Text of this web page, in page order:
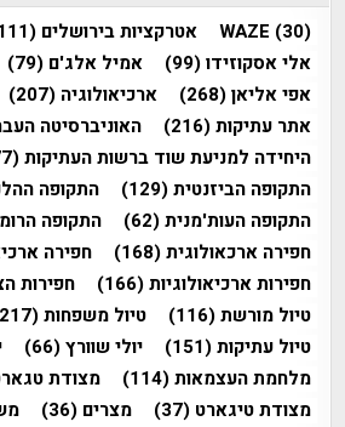
WAZE (30) אטרקציות בירושלים (111)
אלי אסקוזידו(99) אמיל אלג'ם (79)
אפי אליאן(268) ארכיאולוגיה (207)
אתר עתיקות(216) האוניברסיטה
היחידה למניעת שוד ברשות העתיקות(77)
התקופה הביזנטית(129) התקופה
התקופה העות'מנית(62) התקופה
חפירה ארכאולוגית(168) חפירה
חפירות ארכיאולוגיות(166) חפירות
טיול מורשת(116) טיול משפחות(217)
טיול עתיקות(151) יולי שוורץ(66)
מלחמת העצמאות(114) מצודת
מצודת טיגארט (37) מצרים (36)